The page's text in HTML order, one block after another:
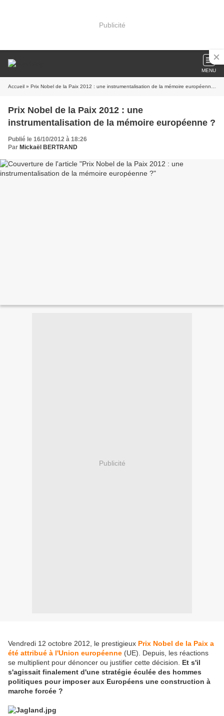
Publicité
MENU
Accueil » Prix Nobel de la Paix 2012 : une instrumentalisation de la mémoire européenne ?
Prix Nobel de la Paix 2012 : une
instrumentalisation de la mémoire européenne ?
Publié le 16/10/2012 à 18:26
Par Mickaël BERTRAND
Publicité
Vendredi 12 octobre 2012, le prestigieux Prix Nobel de la Paix a
été attribué à l'Union européenne (UE). Depuis, les réactions
se multiplient pour dénoncer ou justifier cette décision. Et s'il
s'agissait finalement d'une stratégie éculée des hommes
politiques pour imposer aux Européens une construction à
marche forcée ?